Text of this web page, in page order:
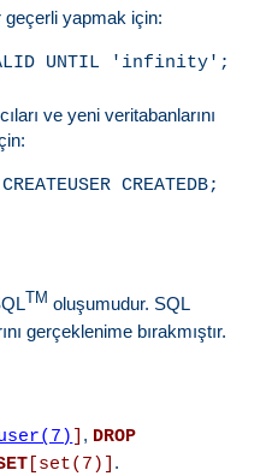
geçerli yapmak için:
ve yeni veritabanlarını
TM oluşumudur. SQL
gerçeklenime bırakmıştır.
, DROP
[set(7)] .